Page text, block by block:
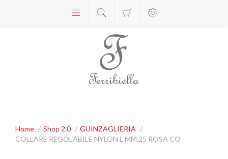
Home / Shop 2.0 / GUINZAGLIERIA /
COLLARE REGOLABILE NYLON L MM.25 ROSA CO